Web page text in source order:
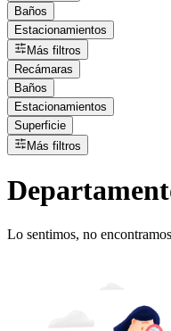
Baños
Estacionamientos
Más filtros
Recámaras
Baños
Estacionamientos
Superficie
Más filtros
Lo sentimos, no